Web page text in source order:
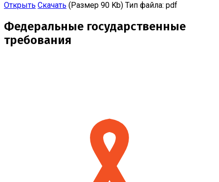
Открыть Скачать (Размер 90 Kb) Тип файла: pdf
Федеральные государственные
требования